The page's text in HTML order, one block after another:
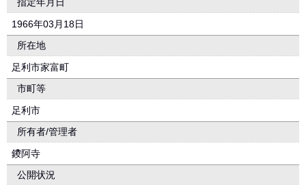
1966年03月18日
所在地
足利市家富町
市町等
足利市
所有者/管理者
鑁阿寺
公開状況